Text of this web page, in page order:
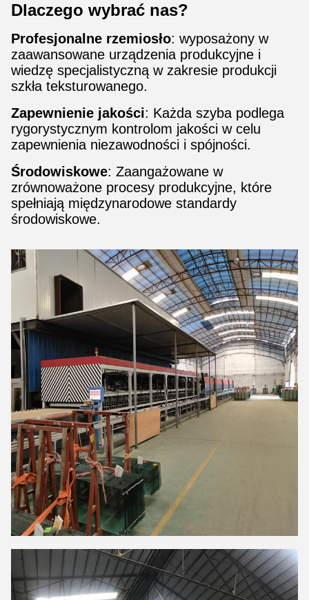
Dlaczego wybrać nas?
Profesjonalne rzemiosło: wyposażony w
zaawansowane urządzenia produkcyjne i
wiedzę specjalistyczną w zakresie produkcji
szkła teksturowanego.
Zapewnienie jakości: Każda szyba podlega
rygorystycznym kontrolom jakości w celu
zapewnienia niezawodności i spójności.
Środowiskowe: Zaangażowane w
zrównoważone procesy produkcyjne, które
spełniają międzynarodowe standardy
środowiskowe.